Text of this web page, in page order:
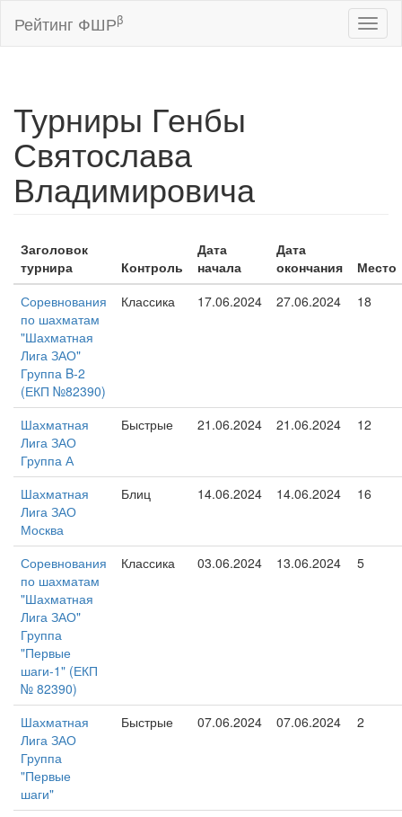
Рейтинг ФШРβ
Турниры Генбы
Святослава
Владимировича
Заголовок
турнира
Контроль
Дата
начала
Дата
окончания
Место
Соревнования
по шахматам
"Шахматная
Лига ЗАО"
Группа B-2
(ЕКП №82390)
Классика 17.06.2024 27.06.2024 18
Шахматная
Лига ЗАО
Группа А
Быстрые 21.06.2024 21.06.2024 12
Шахматная
Лига ЗАО
Москва
Блиц 14.06.2024 14.06.2024 16
Соревнования
по шахматам
"Шахматная
Лига ЗАО"
Группа
"Первые
шаги-1" (ЕКП
№ 82390)
Классика 03.06.2024 13.06.2024 5
Шахматная
Лига ЗАО
Группа
"Первые
шаги"
Быстрые 07.06.2024 07.06.2024 2